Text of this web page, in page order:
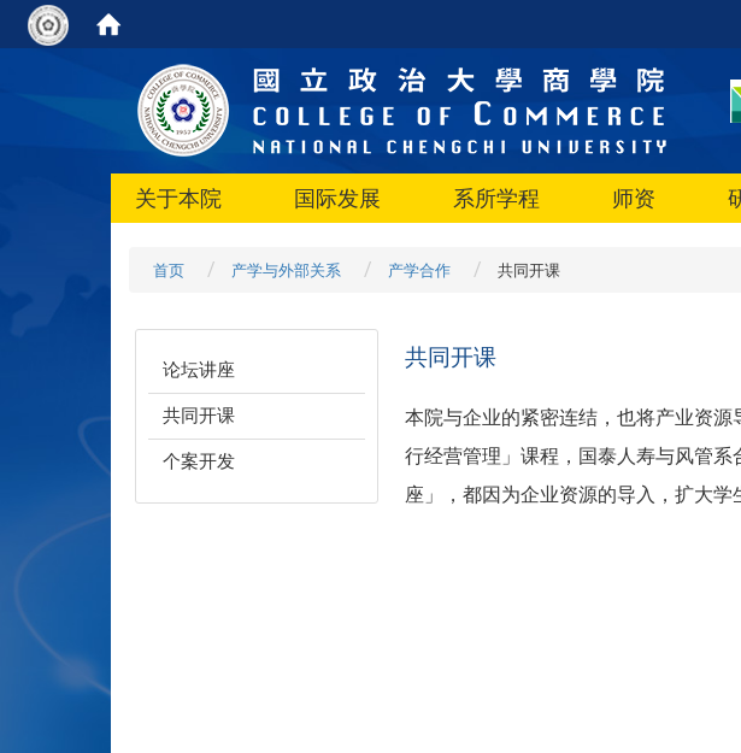
关于本院 国际发展 系所学程 师资
首页 产学与外部关系 产学合作 共同开课
论坛讲座
共同开课
个案开发
共同开课
本院与企业的紧密连结，也将产业资
行经营管理」课程，国泰人寿与风管
座」，都因为企业资源的导入，扩大学